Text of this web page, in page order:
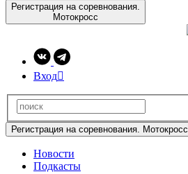
Регистрация на соревнования.
Мотокросс
Вход
Регистрация на соревнования. Мотокросс
Новости
Подкасты